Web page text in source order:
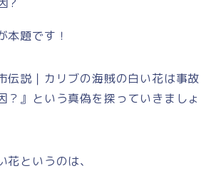
本題です！
伝説｜カリブの海賊の白い花は事故
？』という真偽を探っていきましょ
花というのは、